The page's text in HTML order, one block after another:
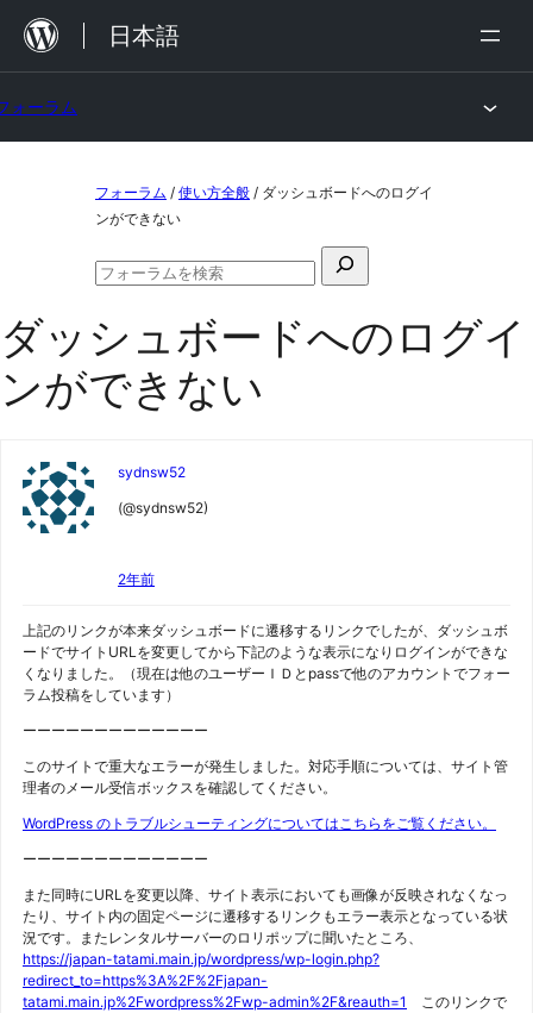
日本語
ォーラム
ツ
へ
ス
フォーラム / 使い方全般 / ダッシュボードへのログイ
ンができない
検
対
象:
フ
ー
ラ
ダッシュボードへのログイ
ンができない
sydnsw52
(@sydnsw52)
2年前
上記のリンクが本来ダッシュボードに遷移するリンクでしたが、ダッシュボ
ードでサイトURLを変更してから下記のような表示になりログインができな
くなりました。（現在は他のユーザーＩＤとpassで他のアカウントでフォー
ラム投稿をしています）
ーーーーーーーーーーーーー
このサイトで重大なエラーが発生しました。対応手順については、サイト管
理者のメール受信ボックスを確認してください。
WordPress のトラブルシューティングについてはこちらをご覧ください。
ーーーーーーーーーーーーー
また同時にURLを変更以降、サイト表示においても画像が反映されなくなっ
たり、サイト内の固定ページに遷移するリンクもエラー表示となっている状
況です。またレンタルサーバーのロリポップに聞いたところ、
https://japan-tatami.main.jp/wordpress/wp-login.php?
redirect_to=https%3A%2F%2Fjapan-
tatami.main.jp%2Fwordpress%2Fwp-admin%2F&reauth=1
このリンクで